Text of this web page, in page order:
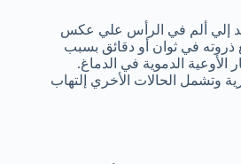
إلي ألم في الرأس علي عكس
ذروته في ثوان أو دقائق بسبب
الأوعية الدموية في الدماغ.
وتشمل الحالات الأخري إلتهاب